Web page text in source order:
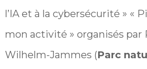
l’IA et à la cybersécurité » «
mon activité » organisés par
Wilhelm-Jammes (Parc